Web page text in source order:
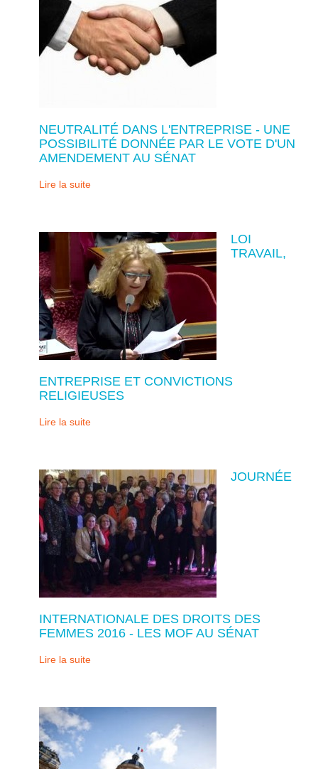
NEUTRALITÉ DANS L'ENTREPRISE - UNE
POSSIBILITÉ DONNÉE PAR LE VOTE D'UN
AMENDEMENT AU SÉNAT
Lire la suite
LOI
TRAVAIL,
ENTREPRISE ET CONVICTIONS
RELIGIEUSES
Lire la suite
JOURNÉE
INTERNATIONALE DES DROITS DES
FEMMES 2016 - LES MOF AU SÉNAT
Lire la suite